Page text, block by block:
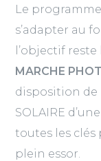
Le
s’adapter au
l’objectif reste
MARCHE
disposition de
SOLAIRE
toutes les clés
plein essor.